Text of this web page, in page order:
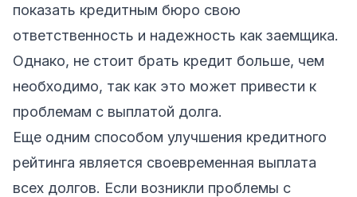
показать кредитным бюро свою
ответственность и надежность как заемщика.
Однако, не стоит брать кредит больше, чем
необходимо, так как это может привести к
проблемам с выплатой долга.
Еще одним способом улучшения кредитного
рейтинга является своевременная выплата
всех долгов. Если возникли проблемы с